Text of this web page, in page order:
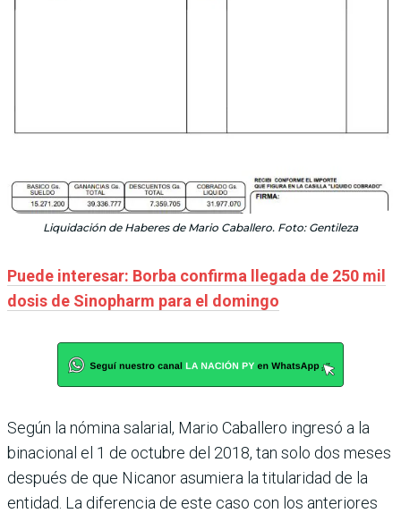
Liquidación de Haberes de Mario Caballero. Foto: Gentileza
Puede interesar: Borba confirma llegada de 250 mil
dosis de Sinopharm para el domingo
Según la nómina salarial, Mario Caballero ingresó a la
binacional el 1 de octubre del 2018, tan solo dos meses
después de que Nicanor asumiera la titularidad de la
entidad. La diferencia de este caso con los anteriores